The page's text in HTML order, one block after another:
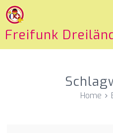
Freifunk
Home